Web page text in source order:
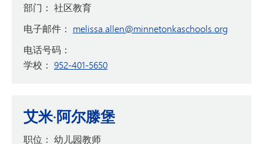
部门： 社区教育
电子邮件： melissa.allen@minnetonkaschools.org
电话号码：
学校： 952-401-5650
艾米·阿尔滕堡
职位： 幼儿园教师